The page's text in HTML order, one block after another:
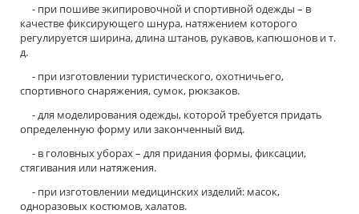
- при пошиве экипировочной и спортивной одежды – в
качестве фиксирующего шнура, натяжением которого
регулируется ширина, длина штанов, рукавов, капюшонов и т.
д.
- при изготовлении туристического, охотничьего,
спортивного снаряжения, сумок, рюкзаков.
- для моделирования одежды, которой требуется придать
определенную форму или законченный вид.
- в головных уборах – для придания формы, фиксации,
стягивания или натяжения.
- при изготовлении медицинских изделий: масок,
одноразовых костюмов, халатов.